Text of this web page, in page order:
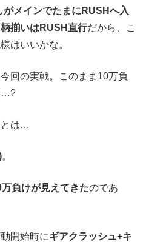
がメインでたまにRUSHへ入
柄揃いはRUSH直行だから、こ
はいいかな。
回の実戦。このまま10万負
…?
とは…
。
万負けが見えてきたのであ
開始時にギアクラッシュ+キ